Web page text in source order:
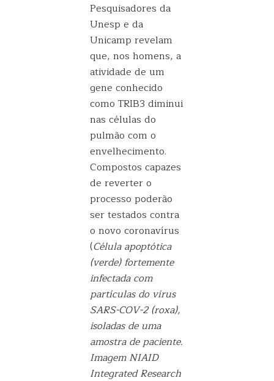
Pesquisadores da
Unesp e da
Unicamp revelam
que, nos homens, a
atividade de um
gene conhecido
como TRIB3 diminui
nas células do
pulmão com o
envelhecimento.
Compostos capazes
de reverter o
processo poderão
ser testados contra
o novo coronavírus
(Célula apoptótica
(verde) fortemente
infectada com
partículas do vírus
SARS-COV-2 (roxa),
isoladas de uma
amostra de paciente.
Imagem NIAID
Integrated Research